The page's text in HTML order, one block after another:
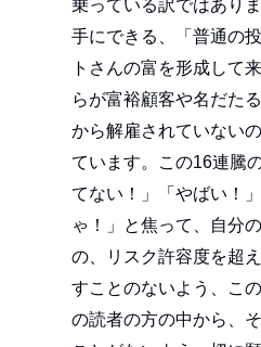
乗っている訳ではあり
手にできる、「普通の
トさんの富を形成して
らが富裕顧客や名だた
から解雇されていない
ています。この16連騰
てない！」「やばい！
ゃ！」と焦って、自分
の、リスク許容度を超
すことのないよう、こ
の読者の方の中から、